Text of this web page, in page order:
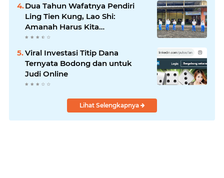
Dua Tahun Wafatnya Pendiri
Ling Tien Kung, Lao Shi:
Amanah Harus Kita
Laksanakan!
Viral Investasi Titip Dana
Ternyata Bodong dan untuk
Judi Online
Lihat Selengkapnya